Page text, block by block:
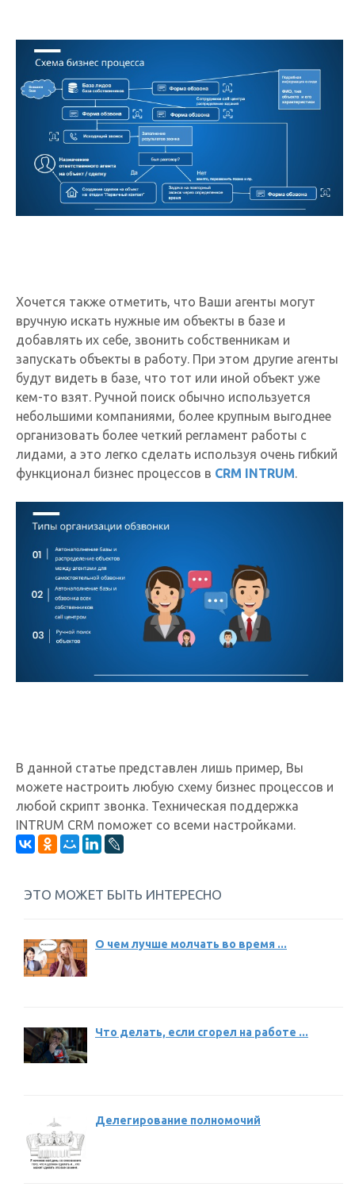
Хочется также отметить, что Ваши агенты могут
вручную искать нужные им объекты в базе и
добавлять их себе, звонить собственникам и
запускать объекты в работу. При этом другие агенты
будут видеть в базе, что тот или иной объект уже
кем-то взят. Ручной поиск обычно используется
небольшими компаниями, более крупным выгоднее
организовать более четкий регламент работы с
лидами, а это легко сделать используя очень гибкий
функционал бизнес процессов в CRM INTRUM.
В данной статье представлен лишь пример, Вы
можете настроить любую схему бизнес процессов и
любой скрипт звонка. Техническая поддержка
INTRUM CRM поможет со всеми настройками.
ЭТО МОЖЕТ БЫТЬ ИНТЕРЕСНО
О чем лучше молчать во время ...
Что делать, если сгорел на работе ...
Делегирование полномочий